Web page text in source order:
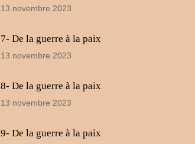
13 novembre 2023
7- De la guerre à la paix
13 novembre 2023
8- De la guerre à la paix
13 novembre 2023
9- De la guerre à la paix